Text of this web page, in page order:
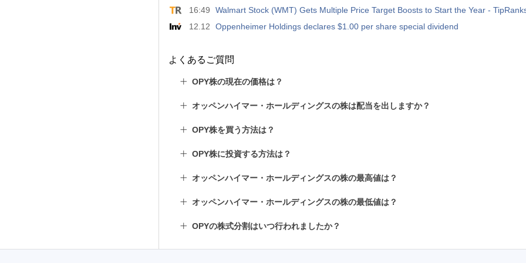
16:49
Walmart Stock (WMT) Gets Multiple Price Target Boosts to Start the Year -
12.12
Oppenheimer Holdings declares $1.00 per share special dividend
よくあるご質問
OPY株の現在の価格は？
オッペンハイマー・ホールディングスの株は配当を出しますか？
OPY株を買う方法は？
OPY株に投資する方法は？
オッペンハイマー・ホールディングスの株の最高値は？
オッペンハイマー・ホールディングスの株の最低値は？
OPYの株式分割はいつ行われましたか？